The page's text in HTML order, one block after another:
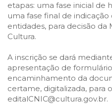
etapas: uma fase inicial de
uma fase final de
entidades, para decisão da
Cultura.
A inscrição se dará
apresentação de
encaminhamento da
certame, digitalizada, para
editalCNIC@cultura.gov.br.